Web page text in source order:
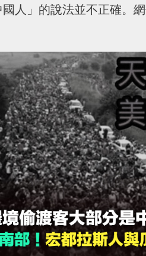
人」的說法並不正確。